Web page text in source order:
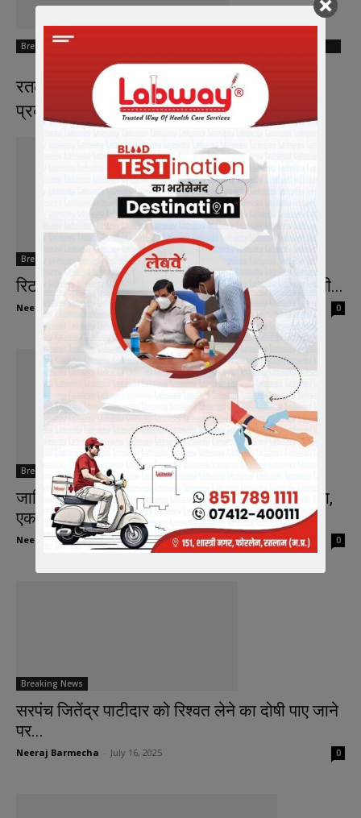
Breaking News
रतलाम पुलिस द्वारा डिजिटल अरेस्ट साइबर ठगी
प्रकरण का बड़ा खुलासा….
Breaking News
रिटायर्ड टीचर की हत्या और लूट के आरोपी ने चलाई थी...
Neeraj Barmecha November 26, 2025 0
Breaking News
जानिए क्या रहेंगी रेडक्रॉस सदस्यों की मतदान व्यवस्था,
एक मतदाता को...
Neeraj Barmecha - August 24, 2025 0
Breaking News
सरपंच जितेंद्र पाटीदार को रिश्वत लेने का दोषी पाए जाने
पर...
Neeraj Barmecha July 16, 2025 0